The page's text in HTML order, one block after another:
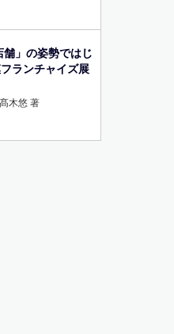
舗」の姿勢ではじ
ランチャイズ展
木悠 著